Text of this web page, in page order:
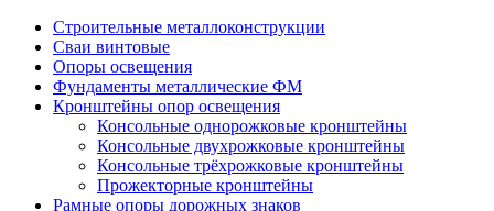
Строительные металлоконструкции
Сваи винтовые
Опоры освещения
Фундаменты металлические ФМ
Кронштейны опор освещения
Консольные однорожковые кронштейны
Консольные двухрожковые кронштейны
Консольные трёхрожковые кронштейны
Прожекторные кронштейны
Рамные опоры дорожных знаков